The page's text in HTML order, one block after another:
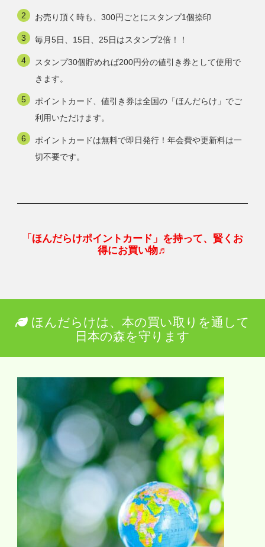
お売り頂く時も、300円ごとにスタンプ1個捺印
毎月5日、15日、25日はスタンプ2倍！！
スタンプ30個貯めれば200円分の値引き券として使用で
きます。
ポイントカード、値引き券は全国の「ほんだらけ」でご
利用いただけます。
ポイントカードは無料で即日発行！年会費や更新料は一
切不要です。
「ほんだらけポイントカード」を持って、賢くお
得にお買い物♬
ほんだらけは、本の買い取りを通して
日本の森を守ります